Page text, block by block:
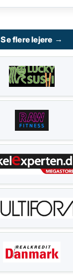
Se flere lejere →